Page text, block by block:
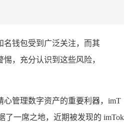
名钱包受到广泛关注，而其
，充分认识到这些风险，
管理数字资产的重要利器，imT
了一席之地，近期被发现的 imTok